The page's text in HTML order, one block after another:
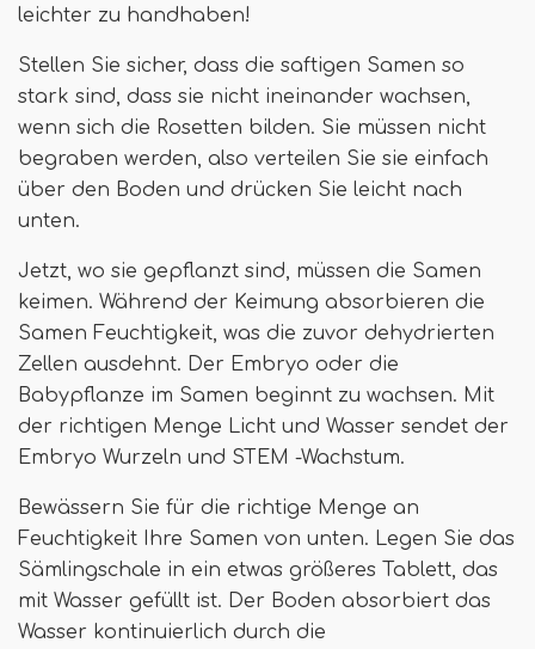
leichter zu handhaben!
Stellen Sie sicher, dass die saftigen Samen so
stark sind, dass sie nicht ineinander wachsen,
wenn sich die Rosetten bilden. Sie müssen nicht
begraben werden, also verteilen Sie sie einfach
über den Boden und drücken Sie leicht nach
unten.
Jetzt, wo sie gepflanzt sind, müssen die Samen
keimen. Während der Keimung absorbieren die
Samen Feuchtigkeit, was die zuvor dehydrierten
Zellen ausdehnt. Der Embryo oder die
Babypflanze im Samen beginnt zu wachsen. Mit
der richtigen Menge Licht und Wasser sendet der
Embryo Wurzeln und STEM -Wachstum.
Bewässern Sie für die richtige Menge an
Feuchtigkeit Ihre Samen von unten. Legen Sie das
Sämlingschale in ein etwas größeres Tablett, das
mit Wasser gefüllt ist. Der Boden absorbiert das
Wasser kontinuierlich durch die